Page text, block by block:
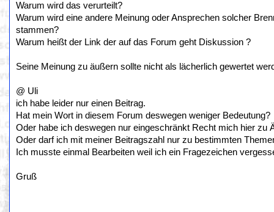
Warum wird das verurteilt?
Warum wird eine andere Meinung oder Ansprechen solcher
stammen?
Warum heißt der Link der auf das Forum geht Diskussion ?
Seine Meinung zu äußern sollte nicht als lächerlich gewertet
@ Uli
ich habe leider nur einen Beitrag.
Hat mein Wort in diesem Forum deswegen weniger Bedeutung?
Oder habe ich deswegen nur eingeschränkt Recht mich hier zu
Oder darf ich mit meiner Beitragszahl nur zu bestimmten
Ich musste einmal Bearbeiten weil ich ein Fragezeichen
Gruß